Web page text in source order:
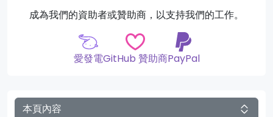
成為我們的資助者或贊助商，以支持我們的工作。
愛發電GitHub 贊助商PayPal
本頁內容